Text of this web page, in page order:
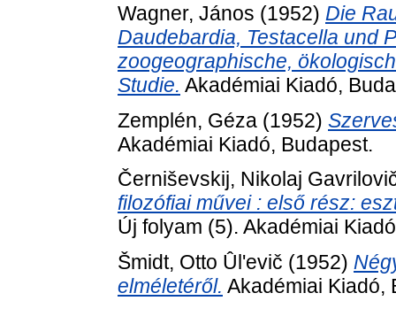
Wagner, János (1952) Die
Daudebardia, Testacella und
zoogeographische,
Studie. Akadémiai Kiadó,
Zemplén, Géza (1952)
Akadémiai Kiadó, Budapest.
Černiševskij, Nikolaj
filozófiai művei : első rész:
Új folyam (5). Akadémiai
Šmidt, Otto Ûl'evič (1952)
elméletéről. Akadémiai Kiadó,